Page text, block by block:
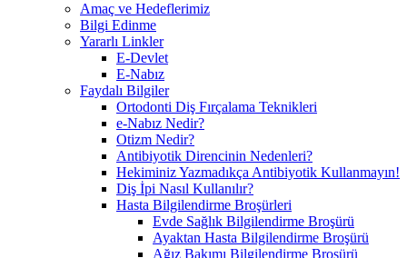
Amaç ve Hedeflerimiz
Bilgi Edinme
Yararlı Linkler
E-Devlet
E-Nabız
Faydalı Bilgiler
Ortodonti Diş Fırçalama Teknikleri
e-Nabız Nedir?
Otizm Nedir?
Antibiyotik Direncinin Nedenleri?
Hekiminiz Yazmadıkça Antibiyotik Kullanmayın!
Diş İpi Nasıl Kullanılır?
Hasta Bilgilendirme Broşürleri
Evde Sağlık Bilgilendirme Broşürü
Ayaktan Hasta Bilgilendirme Broşürü
Ağız Bakımı Bilgilendirme Broşürü